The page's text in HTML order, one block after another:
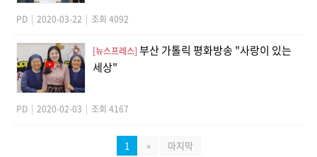
PD | 2020-03-22 | 조회 4092
[뉴스프레스] 부산 가톨릭 평화방송 "사랑이 있는
세상"
PD | 2020-02-03 | 조회 4167
1 » 마지막